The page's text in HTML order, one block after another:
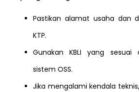
Pastikan alamat usaha dan
KTP.
Gunakan KBLI yang
sistem OSS.
Jika mengalami kendala